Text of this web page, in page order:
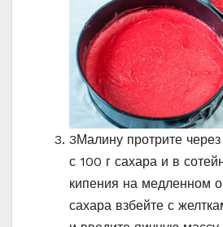
3Малину протрите
с 100 г сахара и в
кипения на медленном
сахара взбейте с